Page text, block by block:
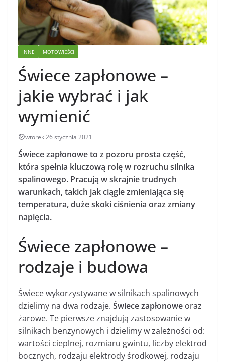
INNE MOTOWIEŚCI
Świece zapłonowe –
jakie wybrać i jak
wymienić
wtorek 26 stycznia 2021
Świece zapłonowe to z pozoru prosta część,
która spełnia kluczową rolę w rozruchu silnika
spalinowego. Pracują w skrajnie trudnych
warunkach, takich jak ciągle zmieniająca się
temperatura, duże skoki ciśnienia oraz zmiany
napięcia.
Świece zapłonowe –
rodzaje i budowa
Świece wykorzystywane w silnikach spalinowych
dzielimy na dwa rodzaje. Świece zapłonowe oraz
żarowe. Te pierwsze znajdują zastosowanie w
silnikach benzynowych i dzielimy w zależności od:
wartości cieplnej, rozmiaru gwintu, liczby elektrod
bocznych, rodzaju elektrody środkowej, rodzaju